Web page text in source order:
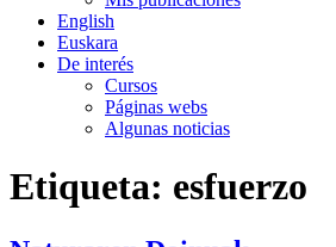
English
Euskara
De interés
Cursos
Páginas webs
Algunas noticias
Etiqueta: esfuerzo